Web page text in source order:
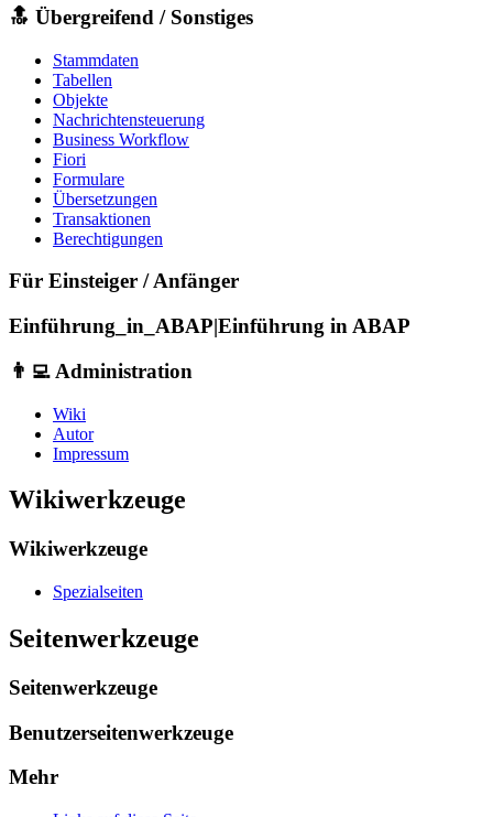
🔝 Übergreifend / Sonstiges
Stammdaten
Tabellen
Objekte
Nachrichtensteuerung
Business Workflow
Fiori
Formulare
Übersetzungen
Transaktionen
Berechtigungen
Für Einsteiger / Anfänger
Einführung_in_ABAP|Einführung in ABAP
👨‍💻 Administration
Wiki
Autor
Impressum
Wikiwerkzeuge
Wikiwerkzeuge
Spezialseiten
Seitenwerkzeuge
Seitenwerkzeuge
Benutzerseitenwerkzeuge
Mehr